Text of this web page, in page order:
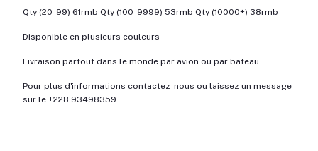
Qty (20-99) 61rmb Qty (100-9999) 53rmb Qty (10000+) 38rmb
Disponible en plusieurs couleurs
Livraison partout dans le monde par avion ou par bateau
Pour plus d'informations contactez-nous ou laissez un message
sur le +228 93498359